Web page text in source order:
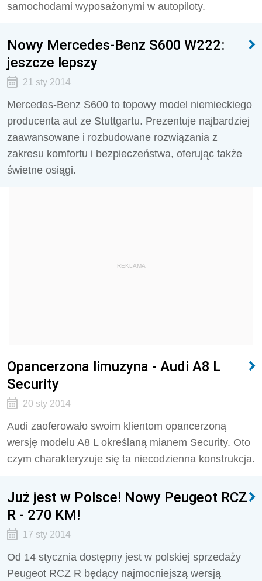
samochodami wyposażonymi w autopiloty.
Nowy Mercedes-Benz S600 W222:
jeszcze lepszy
21 sty 2014
Mercedes-Benz S600 to topowy model niemieckiego
producenta aut ze Stuttgartu. Prezentuje najbardziej
zaawansowane i rozbudowane rozwiązania z
zakresu komfortu i bezpieczeństwa, oferując także
świetne osiągi.
REKLAMA
Opancerzona limuzyna - Audi A8 L
Security
20 sty 2014
Audi zaoferowało swoim klientom opancerzoną
wersję modelu A8 L określaną mianem Security. Oto
czym charakteryzuje się ta niecodzienna konstrukcja.
Już jest w Polsce! Nowy Peugeot RCZ
R - 270 KM!
17 sty 2014
Od 14 stycznia dostępny jest w polskiej sprzedaży
Peugeot RCZ R będący najmocniejszą wersją